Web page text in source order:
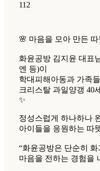
112
🌸 마음을 모아 만든
화윤공방 김지윤 대표
엔 등)이
학대피해아동과 가족
크리스탈 과일양갱 40
✨
정성스럽게 하나하나
아이들을 응원하는 따
“화윤공방은 단순히
마음을 전하는 경험을